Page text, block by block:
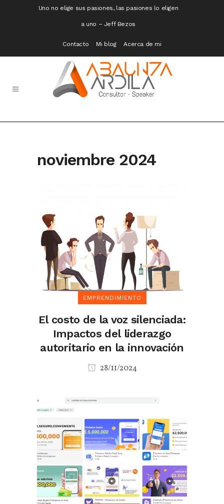
Uno no elige sus pasiones, las pasiones lo eligen
a uno – Jeff Bezos
Contacto Mi blog Acerca de mi
noviembre 2024
EMPRENDIMIENTO
El costo de la voz silenciada:
Impactos del liderazgo
autoritario en la innovación
28/11/2024